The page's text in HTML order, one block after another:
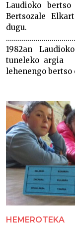
Laudioko
Bertsozale
dugu.
1982an
tuneleko argia
lehenengo bertso
HEMEROTEKA